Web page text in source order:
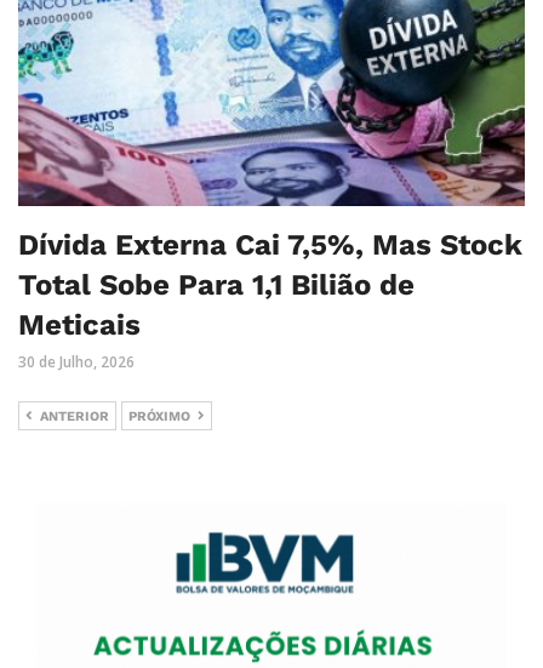
Dívida Externa Cai 7,5%, Mas Stock
Total Sobe Para 1,1 Bilião de
Meticais
30 de Julho, 2026
ANTERIOR PRÓXIMO